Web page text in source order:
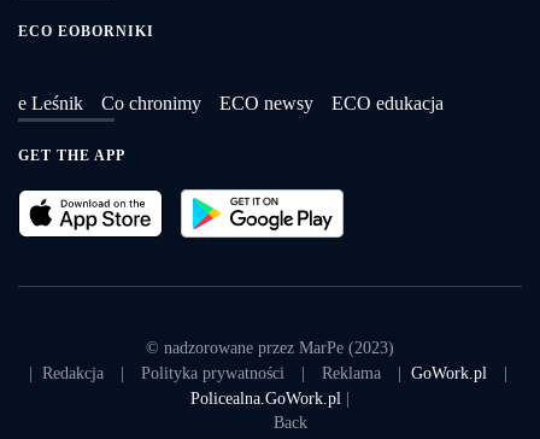
ECO EOBORNIKI
e Leśnik Co chronimy ECO newsy ECO edukacja
GET THE APP
© nadzorowane przez MarPe (2023)
Redakcja| Polityka prywatności Reklama| GoWork.pl
Policealna.GoWork.pl
Back